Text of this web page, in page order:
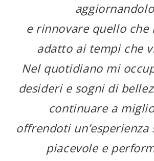
aggiornandolo
e rinnovare quello che
adatto ai tempi che
Nel quotidiano mi
desideri e sogni di
continuare a
offrendoti
piacevole e